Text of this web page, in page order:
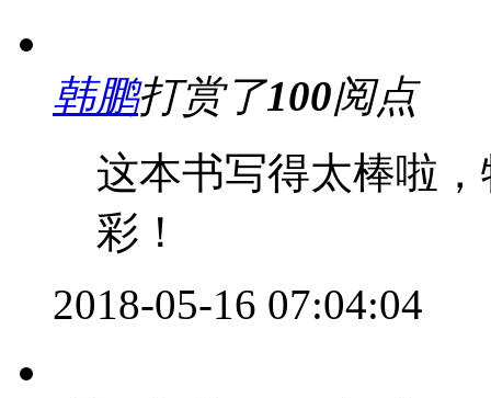
韩鹏打赏了100阅点
这本书写得太棒啦
彩！
2018-05-16 07:04:04